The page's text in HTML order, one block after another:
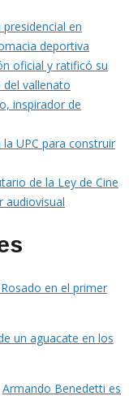
en
deportiva
oficial y ratificó su
vallenato
inspirador de
UPC para construir
de la Ley de Cine
audiovisual
en el primer
un aguacate en los
Armando Benedetti es